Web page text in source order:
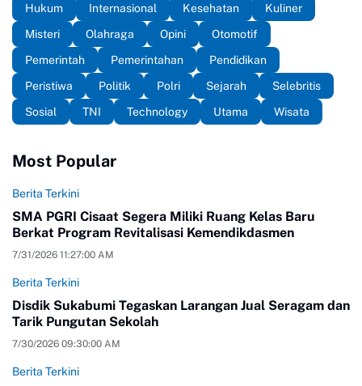
Hukum
Internasional Kesehatan
Kuliner
Misteri
Olahraga Opini
Otomotif
Pemerintah
Pemerintahan
Pendidikan
Peristiwa
Politik Polri Sejarah
Selebritis
Sosial
TNI Technology Utama Wisata
Most Popular
Berita Terkini
SMA PGRI Cisaat Segera Miliki Ruang Kelas Baru
Berkat Program Revitalisasi Kemendikdasmen
7/31/2026 11:27:00 AM
Berita Terkini
Disdik Sukabumi Tegaskan Larangan Jual Seragam dan
Tarik Pungutan Sekolah
7/30/2026 09:30:00 AM
Berita Terkini